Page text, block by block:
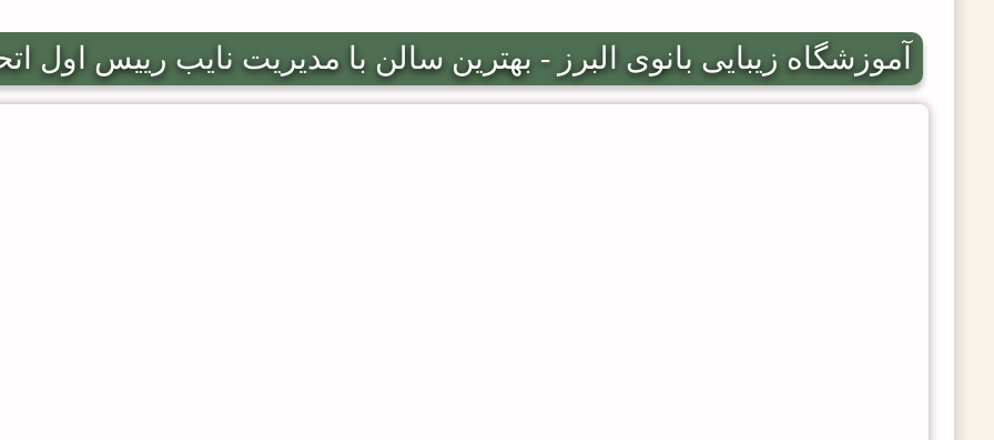
آموزشگاه زیبایی بانوی البرز - بهترین سالن با مدیریت نایب رییس اول